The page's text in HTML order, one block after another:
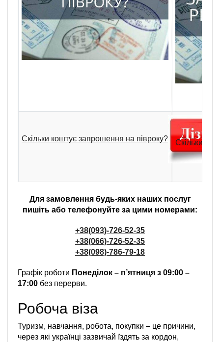
Скільки коштує запрошення на півроку? Скільки
Для замовлення будь-яких наших послуг
пишіть або телефонуйте за цими номерами:
+38(093)-726-52-35
+38(066)-726-52-35
+38(098)-786-79-18
Графік роботи Понеділок – п’ятниця з 09:00 –
17:00 без перерви.
Робоча віза
Туризм, навчання, робота, покупки – це причини,
через які українці зазвичай їздять за кордон,